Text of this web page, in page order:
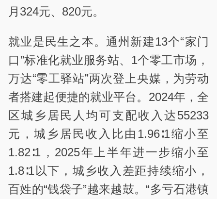
月324元、820元。
就业是民生之本。通州新建13个“家门
口”标准化就业服务站、1个零工市场，
万达“零工驿站”两次登上央媒，为劳动
者搭建起便捷的就业平台。2024年，全
区城乡居民人均可支配收入达55233
元，城乡居民收入比由1.96∶1缩小至
1.82∶1，2025年上半年进一步缩小至
1.8∶1以下，城乡收入差距持续缩小，
百姓的“钱袋子”越来越鼓。“多亏石港镇